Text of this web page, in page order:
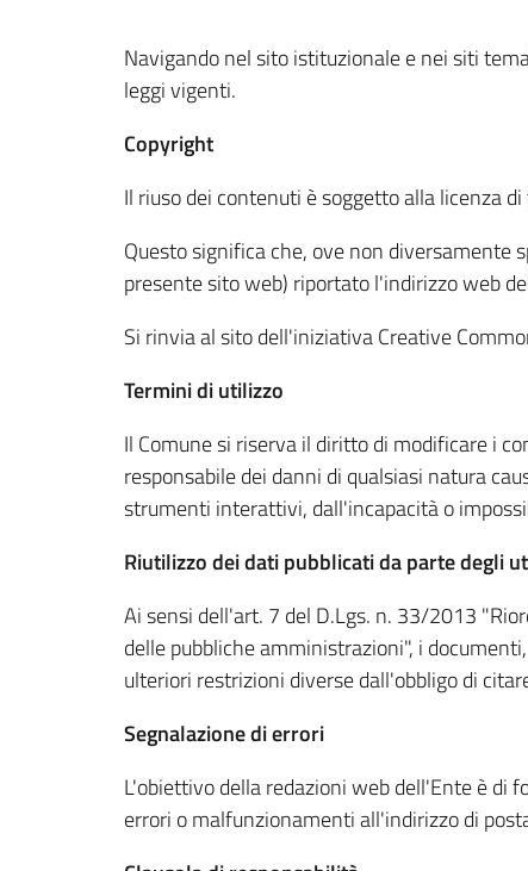
Navigando nel sito istituzionale e nei siti
leggi vigenti.
Copyright
Il riuso dei contenuti è soggetto alla licenza
Questo significa che, ove non diversamente
presente sito web) riportato l'indirizzo web
Si rinvia al sito dell'iniziativa Creative
Termini di utilizzo
Il Comune si riserva il diritto di modificare i
responsabile dei danni di qualsiasi natura
strumenti interattivi, dall'incapacità o
Riutilizzo dei dati pubblicati da parte degli
Ai sensi dell'art. 7 del D.Lgs. n. 33/2013
delle pubbliche amministrazioni", i
ulteriori restrizioni diverse dall'obbligo di
Segnalazione di errori
L'obiettivo della redazioni web dell'Ente è di
errori o malfunzionamenti all'indirizzo di